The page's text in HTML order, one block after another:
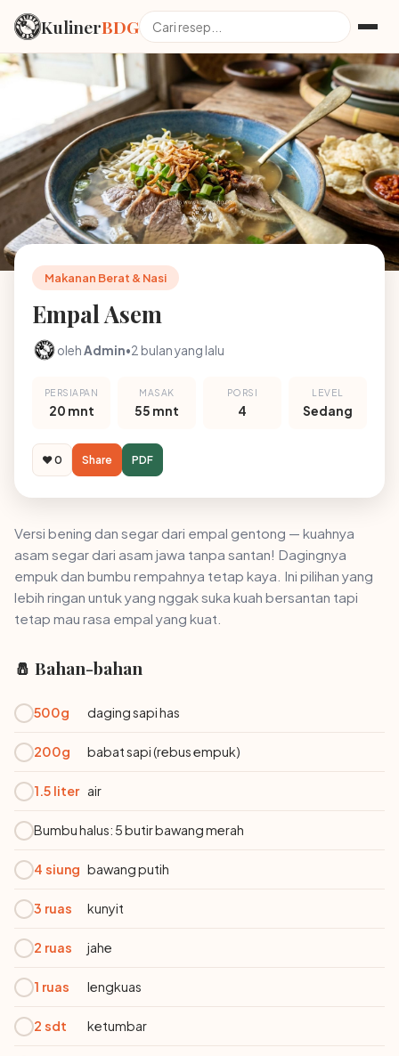
KulinerBDG
Makanan Berat & Nasi
Empal Asem
olehAdmin•2 bulan yang lalu
PERSIAPAN
20 mnt
MASAK
55 mnt
PORSI
4
LEVEL
Sedang
❤️ 0 Share PDF
Versi bening dan segar dari empal gentong — kuahnya
asam segar dari asam jawa tanpa santan! Dagingnya
empuk dan bumbu rempahnya tetap kaya. Ini pilihan yang
lebih ringan untuk yang nggak suka kuah bersantan tapi
tetap mau rasa empal yang kuat.
🧂 Bahan-bahan
500g daging sapi has
200g babat sapi (rebus empuk)
1.5 liter air
Bumbu halus: 5 butir bawang merah
4 siung bawang putih
3 ruas kunyit
2 ruas jahe
1 ruas lengkuas
2 sdt ketumbar